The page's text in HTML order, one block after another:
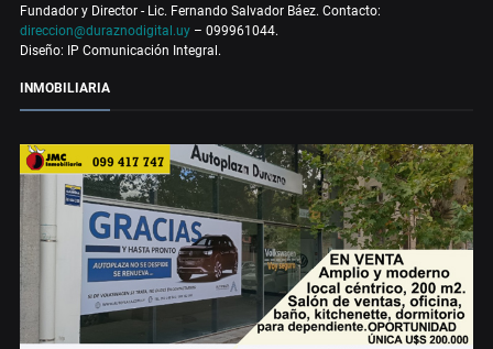
Fundador y Director - Lic. Fernando Salvador Báez. Contacto:
direccion@duraznodigital.uy – 099961044.
Diseño: IP Comunicación Integral.
INMOBILIARIA